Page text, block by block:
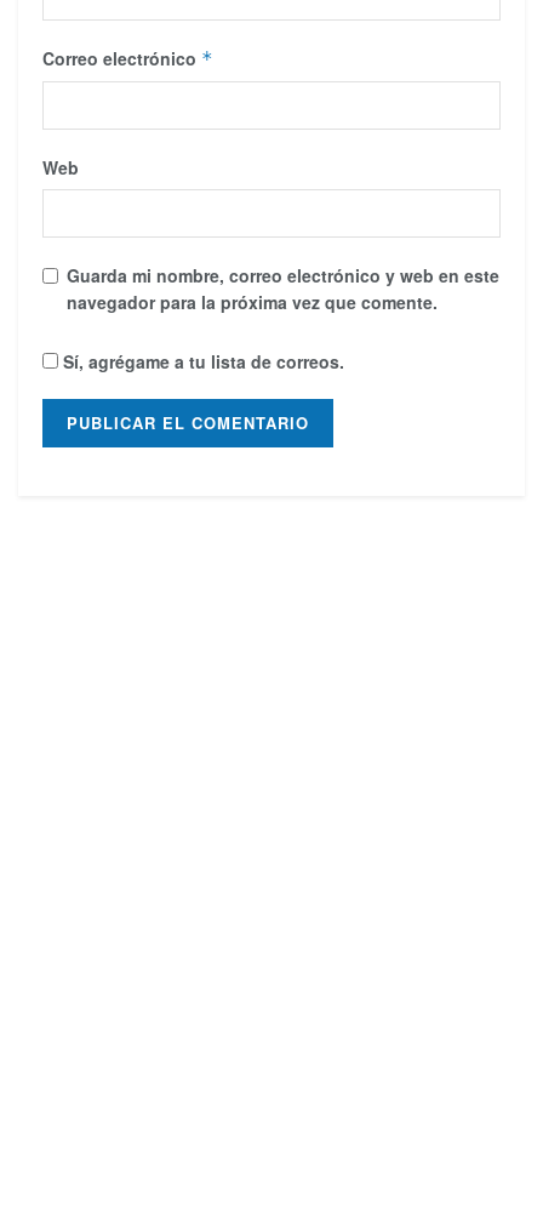
Correo electrónico *
Web
Guarda mi nombre, correo electrónico y web en este
navegador para la próxima vez que comente.
Sí, agrégame a tu lista de correos.